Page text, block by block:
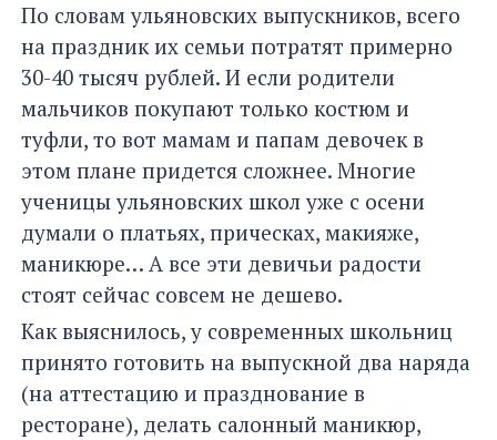
По словам ульяновских выпускников, всего
на праздник их семьи потратят примерно
30-40 тысяч рублей. И если родители
мальчиков покупают только костюм и
туфли, то вот мамам и папам девочек в
этом плане придется сложнее. Многие
ученицы ульяновских школ уже с осени
думали о платьях, прическах, макияже,
маникюре… А все эти девичьи радости
стоят сейчас совсем не дешево.
Как выяснилось, у современных школьниц
принято готовить на выпускной два наряда
(на аттестацию и празднование в
ресторане), делать салонный маникюр,